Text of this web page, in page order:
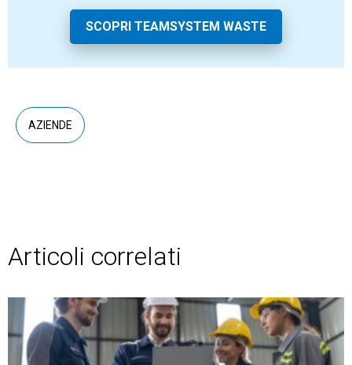
SCOPRI TEAMSYSTEM WASTE
AZIENDE
Articoli correlati